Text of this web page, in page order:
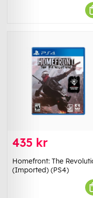
435 kr
Homefront: The
(Imported) (PS4)